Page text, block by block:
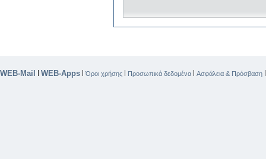
WEB-Mail | WEB-Apps |Όροι χρήσης | Προσωπικά δεδομένα | Ασφάλεια & Πρόσβαση